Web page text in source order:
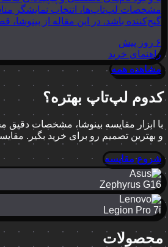
مشخصات لپ‌تاپ‌ها، انتخاب نمایشگر
گیج‌کننده باشد. در این مقاله از بینوشا،
۶ روز پیش
راهنمای خرید
مشاهده همه
کدوم لپ‌تاپ بهتره؟
با ابزار مقایسه بینوشا، مشخصات دقیق
و بهترین تصمیم رو برای خرید بگیر.
شروع مقایسه
Zephyrus G16
Legion Pro 7i
محصولات